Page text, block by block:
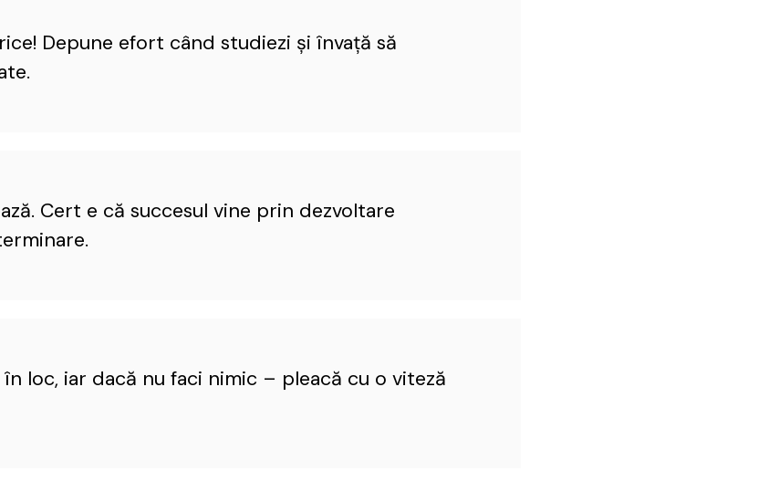
Depune efort când studiezi şi învaţă să
Cert e că succesul vine prin dezvoltare
loc, iar dacă nu faci nimic – pleacă cu o viteză